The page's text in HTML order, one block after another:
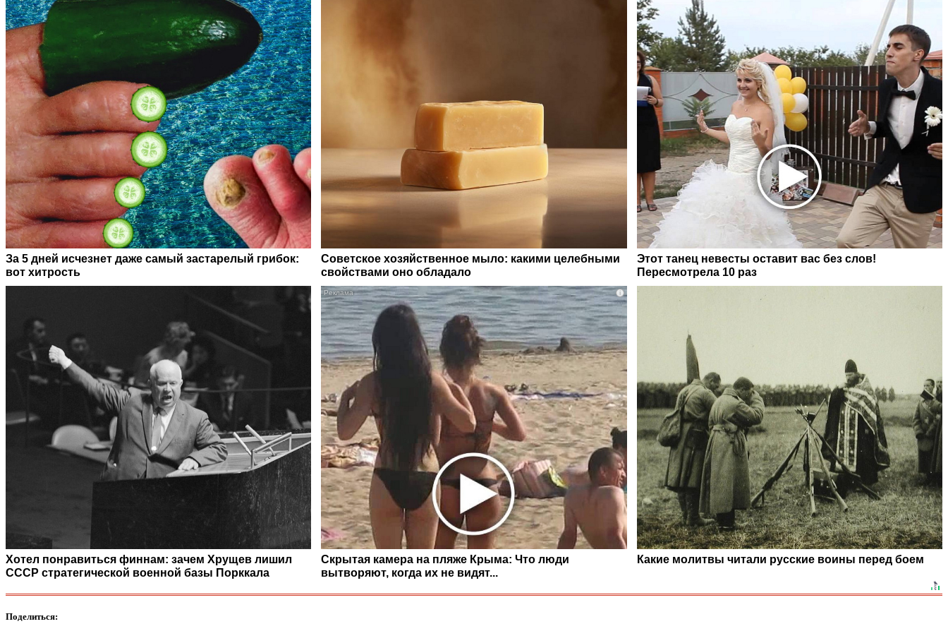
За 5 дней исчезнет даже самый застарелый грибок:
вот хитрость
Советское хозяйственное мыло: какими целебными
свойствами оно обладало
Этот танец невесты оставит вас без слов!
Пересмотрела 10 раз
Хотел понравиться финнам: зачем Хрущев лишил
СССР стратегической военной базы Порккала
i
Скрытая камера на пляже Крыма: Что люди
вытворяют, когда их не видят...
Какие молитвы читали русские воины перед боем
Поделиться: